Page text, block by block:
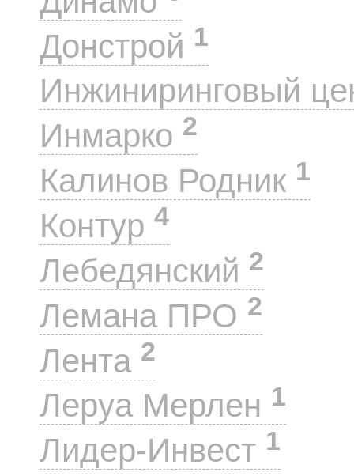
Донстрой 1
Инжиниринговый
Инмарко 2
Калинов Родник 1
Контур 4
Лебедянский 2
Лемана ПРО 2
Лента 2
Леруа Мерлен 1
Лидер-Инвест 1